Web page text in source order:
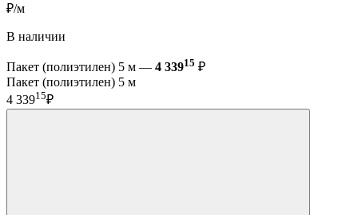
₽/м
В наличии
Пакет (полиэтилен) 5 м — 4 33915 ₽
Пакет (полиэтилен) 5 м
4 33915₽